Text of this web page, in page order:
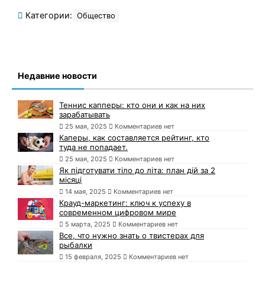
Категории: Общество
Недавние новости
Теннис капперы: кто они и как на них
зарабатывать
25 мая, 2025 Комментариев нет
Каперы, как составляется рейтинг, кто
туда не попадает.
25 мая, 2025 Комментариев нет
Як підготувати тіло до літа: план дій за 2
місяці
14 мая, 2025 Комментариев нет
Крауд-маркетинг: ключ к успеху в
современном цифровом мире
5 марта, 2025 Комментариев нет
Все, что нужно знать о твистерах для
рыбалки
15 февраля, 2025 Комментариев нет